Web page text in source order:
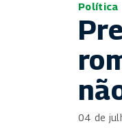
Política
04 de